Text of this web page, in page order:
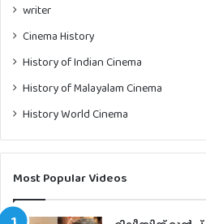
writer
Cinema History
History of Indian Cinema
History of Malayalam Cinema
History World Cinema
Most Popular Videos